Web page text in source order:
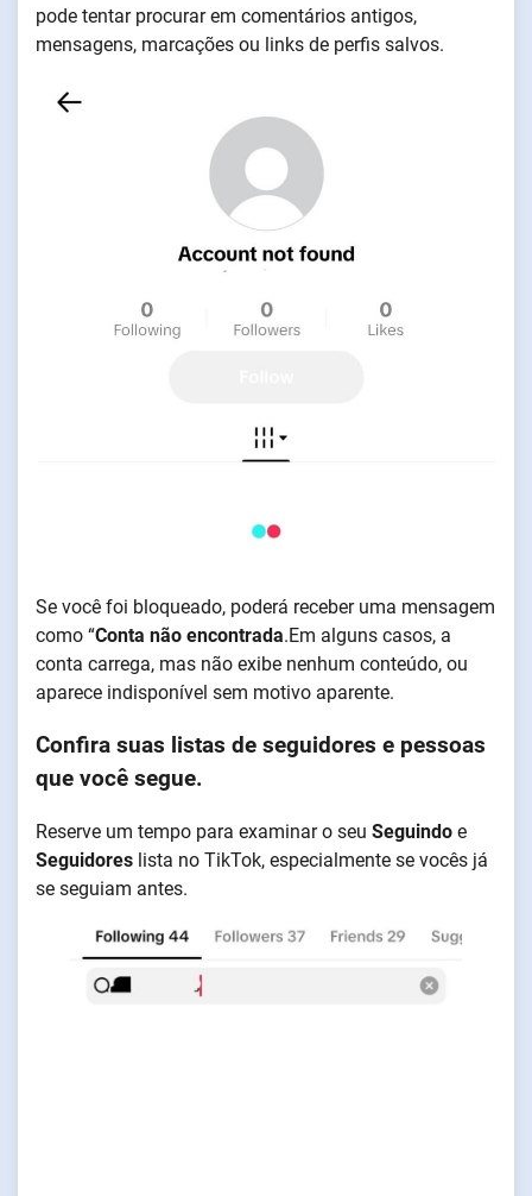
pode tentar procurar em comentários antigos,
mensagens, marcações ou links de perfis salvos.
Se você foi bloqueado, poderá receber uma mensagem
como “Conta não encontrada.Em alguns casos, a
conta carrega, mas não exibe nenhum conteúdo, ou
aparece indisponível sem motivo aparente.
Confira suas listas de seguidores e pessoas
que você segue.
Reserve um tempo para examinar o seu Seguindo e
Seguidores lista no TikTok, especialmente se vocês já
se seguiam antes.